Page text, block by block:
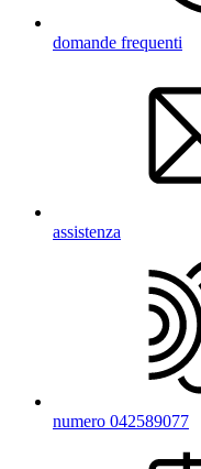
domande frequenti
assistenza
numero 042589077